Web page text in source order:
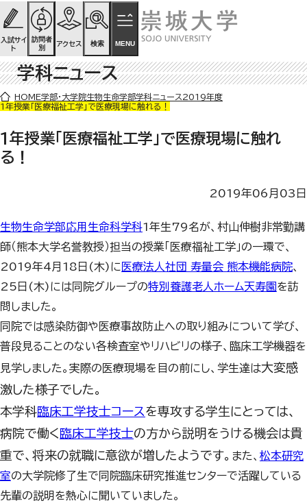
ページの先頭です
ページ内を移動するためのリンク
本文(c)へ
入試サイ
ト
訪問者
別
アクセス 検索 MENU
ここから本文です。
学科ニュース
HOME学部・大学院生物生命学部学科ニュース 2019年度
1年授業「医療福祉工学」で医療現場に触れる！
1年授業「医療福祉工学」で医療現場に触れ
る！
2019年06月03日
生物生命学部応用生命科学科1 年生79名が、村山伸樹非常勤講
師（熊本大学名誉教授）担当の授業「医療福祉工学」の一環で、
2019年4月 18 日(木)に 医療法人社団 寿量会 熊本機能病院、
25 日(木)には同院グループの特別養護老人ホーム天寿園を訪
問しました。
同院では感染防御や医療事故防止への取り組みについて学び、
普段見ることのない各検査室やリハビリの様子、臨床工学機器を
見学しました。実際の医療現場を目の前にし、学生達は大変感
激した様子でした。
本学科臨床工学技士コース を専攻する学生にとっては、
病院で働く 臨床工学技士の方から説明をうける機会は貴
重で、将来の就職に意欲が増したようです。 また、 松本研究
室の大学院修了生で同院臨床研究推進センターで活躍している
先輩の説明を熱心に聞いていました。